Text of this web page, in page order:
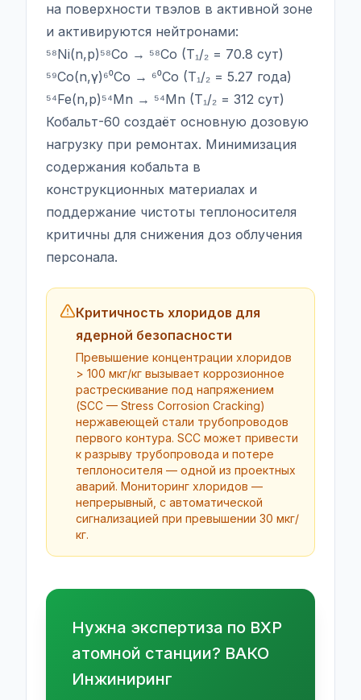
на поверхности твэлов в активной зоне
и активируются нейтронами:
⁵⁸Ni(n,p)⁵⁸Co → ⁵⁸Co (T₁/₂ = 70.8 сут)
⁵⁹Co(n,γ)⁶⁰Co → ⁶⁰Co (T₁/₂ = 5.27 года)
⁵⁴Fe(n,p)⁵⁴Mn → ⁵⁴Mn (T₁/₂ = 312 сут)
Кобальт-60 создаёт основную дозовую
нагрузку при ремонтах. Минимизация
содержания кобальта в
конструкционных материалах и
поддержание чистоты теплоносителя
критичны для снижения доз облучения
персонала.
Критичность хлоридов для
ядерной безопасности
Превышение концентрации хлоридов
> 100 мкг/кг вызывает коррозионное
растрескивание под напряжением
(SCC — Stress Corrosion Cracking)
нержавеющей стали трубопроводов
первого контура. SCC может привести
к разрыву трубопровода и потере
теплоносителя — одной из проектных
аварий. Мониторинг хлоридов —
непрерывный, с автоматической
сигнализацией при превышении 30 мкг/
кг.
Нужна экспертиза по ВХР
атомной станции? ВАКО
Инжиниринг